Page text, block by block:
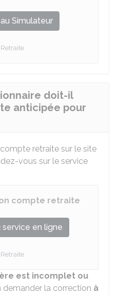
Simulateur
doit-il
anticipée pour
retraite sur le site
vous sur le service
compte retraite
en ligne
est incomplet ou
demander la correction à